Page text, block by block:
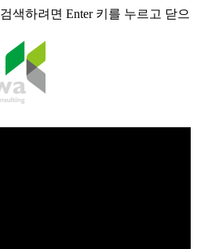
검색하려면 Enter 키를 누르고 닫으